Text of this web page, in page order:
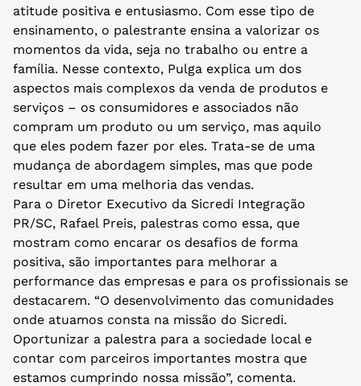
atitude positiva e entusiasmo. Com esse tipo de
ensinamento, o palestrante ensina a valorizar os
momentos da vida, seja no trabalho ou entre a
família. Nesse contexto, Pulga explica um dos
aspectos mais complexos da venda de produtos e
serviços – os consumidores e associados não
compram um produto ou um serviço, mas aquilo
que eles podem fazer por eles. Trata-se de uma
mudança de abordagem simples, mas que pode
resultar em uma melhoria das vendas.
Para o Diretor Executivo da Sicredi Integração
PR/SC, Rafael Preis, palestras como essa, que
mostram como encarar os desafios de forma
positiva, são importantes para melhorar a
performance das empresas e para os profissionais se
destacarem. “O desenvolvimento das comunidades
onde atuamos consta na missão do Sicredi.
Oportunizar a palestra para a sociedade local e
contar com parceiros importantes mostra que
estamos cumprindo nossa missão”, comenta.